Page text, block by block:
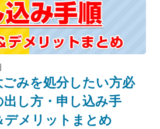
みを処分したい方必
し方・申し込み手
デメリットまとめ